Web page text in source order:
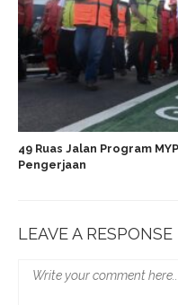
49 Ruas Jalan Program
Pengerjaan
LEAVE A RESPONSE